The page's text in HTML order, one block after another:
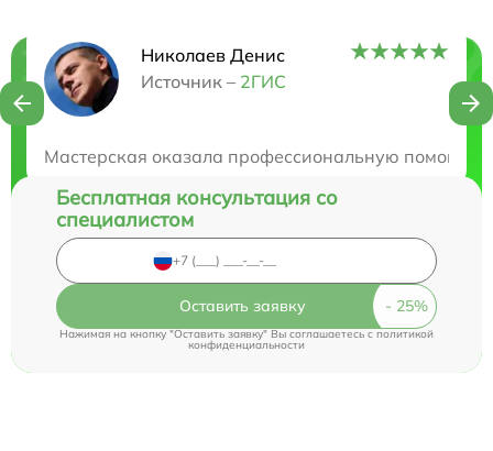
Николаев Денис
Источник – 2ГИС
Мастерская оказала профессиональную помощь в
Нужна консультация?
Бесплатная консультация со
специалистом
Оставить заявку
Нажимая на кнопку "Оставить заявку" Вы соглашаетесь cполитикой
конфиденциальности